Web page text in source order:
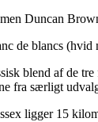
Duncan
de blancs
blend af de
fra særligt
ligger 15